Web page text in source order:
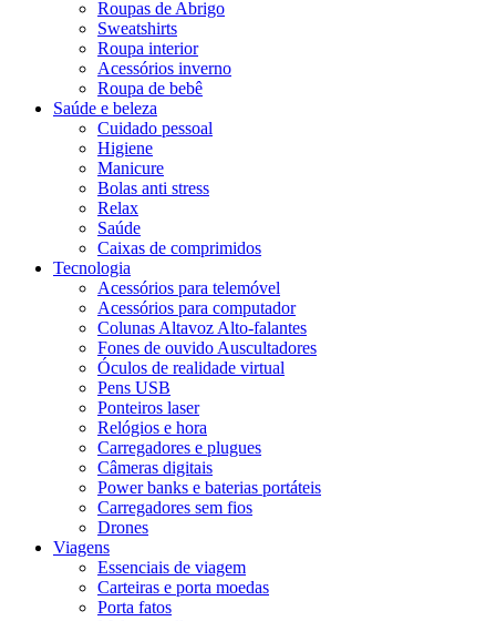
Roupas de Abrigo
Sweatshirts
Roupa interior
Acessórios inverno
Roupa de bebê
Saúde e beleza
Cuidado pessoal
Higiene
Manicure
Bolas anti stress
Relax
Saúde
Caixas de comprimidos
Tecnologia
Acessórios para telemóvel
Acessórios para computador
Colunas Altavoz Alto-falantes
Fones de ouvido Auscultadores
Óculos de realidade virtual
Pens USB
Ponteiros laser
Relógios e hora
Carregadores e plugues
Câmeras digitais
Power banks e baterias portáteis
Carregadores sem fios
Drones
Viagens
Essenciais de viagem
Carteiras e porta moedas
Porta fatos